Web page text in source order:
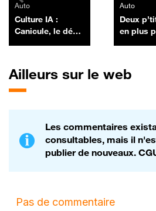
Auto
Culture IA :
Canicule, le défi
Morel - 10/07
Auto
Deux
en plus
Ailleurs sur le web
Les commentaires
consultables, mais il
publier de nouveaux.